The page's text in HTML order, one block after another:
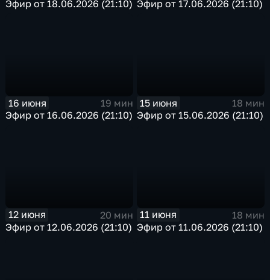
Эфир от 18.06.2026 (21:10) Эфир от 17.06.2026 (21:10)
16 июня
19 мин
Эфир от 16.06.2026 (21:10)
15 июня
18 мин
Эфир от 15.06.2026 (21:10)
12 июня
20 мин
Эфир от 12.06.2026 (21:10)
11 июня
18 мин
Эфир от 11.06.2026 (21:10)